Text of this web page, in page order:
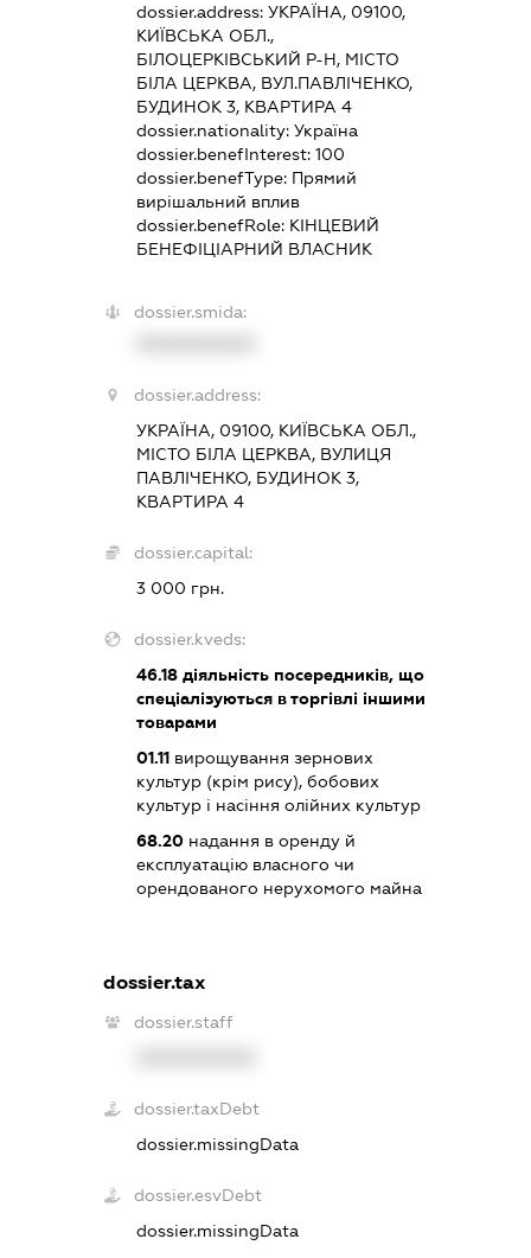
dossier.address: УКРАЇНА, 09100,
КИЇВСЬКА ОБЛ.,
БІЛОЦЕРКІВСЬКИЙ Р-Н, МІСТО
БІЛА ЦЕРКВА, ВУЛ.ПАВЛІЧЕНКО,
БУДИНОК 3, КВАРТИРА 4
dossier.nationality: Україна
dossier.benefInterest: 100
dossier.benefType: Прямий
вирішальний вплив
dossier.benefRole: КІНЦЕВИЙ
БЕНЕФІЦІАРНИЙ ВЛАСНИК
dossier.smida:
dossier.address:
УКРАЇНА, 09100, КИЇВСЬКА ОБЛ.,
МІСТО БІЛА ЦЕРКВА, ВУЛИЦЯ
ПАВЛІЧЕНКО, БУДИНОК 3,
КВАРТИРА 4
dossier.capital:
3 000 грн.
dossier.kveds:
46.18діяльність посередників, що
спеціалізуються в торгівлі іншими
товарами
01.11вирощування зернових
культур (крім рису), бобових
культур і насіння олійних культур
68.20надання в оренду й
експлуатацію власного чи
орендованого нерухомого майна
dossier.tax
dossier.staff
dossier.taxDebt
dossier.missingData
dossier.esvDebt
dossier.missingData